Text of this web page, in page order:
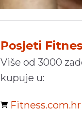
Posjeti
Više od 3000
kupuje u: